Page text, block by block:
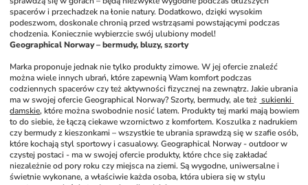
spacerów i przechadzek na łonie natury. Dodatkowo, dzięki wysokim
podeszwom, doskonale chronią przed wstrząsami powstającymi podczas
chodzenia. Koniecznie wybierzcie swój ulubiony model!
Geographical Norway – bermudy, bluzy, szorty
Marka proponuje jednak nie tylko produkty zimowe. W jej ofercie znaleźć
można wiele innych ubrań, które zapewnią Wam komfort podczas
codziennych spacerów czy też aktywności fizycznej na zewnątrz. Jakie ubrania
ma w swojej ofercie Geographical Norway? Szorty, bermudy, ale też sukienki
damskie, które można swobodnie nosić latem. Produkty tej marki mają bowiem
to do siebie, że łączą ciekawe wzornictwo z komfortem. Koszulka z nadrukiem
czy bermudy z kieszonkami – wszystkie te ubrania sprawdzą się w szafie osób,
które kochają styl sportowy i casualowy. Geographical Norway - outdoor w
czystej postaci - ma w swojej ofercie produkty, które chce się zakładać
niezależnie od pory roku czy miejsca na ziemi. Są wygodne, uniwersalne i
świetnie wykonane, a właściwie każda osoba, która ubiera się w stylu